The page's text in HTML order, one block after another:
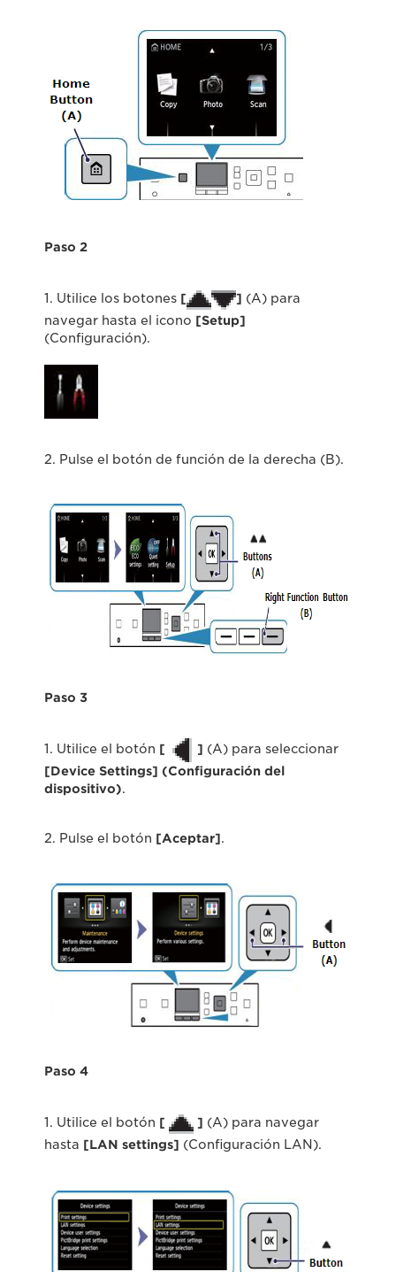
Paso 2
1. Utilice los botones [ ] (A) para
navegar hasta el icono [Setup]
(Configuración).
2. Pulse el botón de función de la derecha (B).
Paso 3
1. Utilice el botón [ ] (A) para seleccionar
[Device Settings] (Configuración del
dispositivo).
2. Pulse el botón [Aceptar].
Paso 4
1. Utilice el botón [ ] (A) para navegar
hasta [LAN settings] (Configuración LAN).